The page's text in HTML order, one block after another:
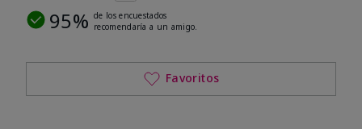
95% de los encuestados
recomendaría a un amigo.
Favoritos